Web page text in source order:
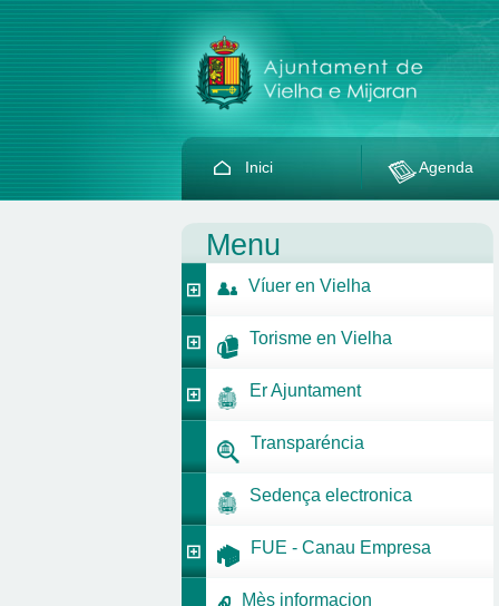
Inici Agenda
Menu
Víuer en Vielha
Torisme en Vielha
Er Ajuntament
Transparéncia
Sedença electronica
FUE - Canau Empresa
Mès informacion